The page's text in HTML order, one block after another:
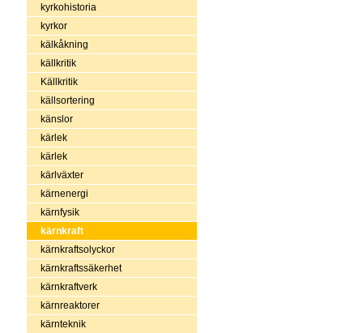
kyrkohistoria
kyrkor
kälkåkning
källkritik
Källkritik
källsortering
känslor
kärlek
kärlek
kärlväxter
kärnenergi
kärnfysik
kärnkraft
kärnkraftsolyckor
kärnkraftssäkerhet
kärnkraftverk
kärnreaktorer
kärnteknik